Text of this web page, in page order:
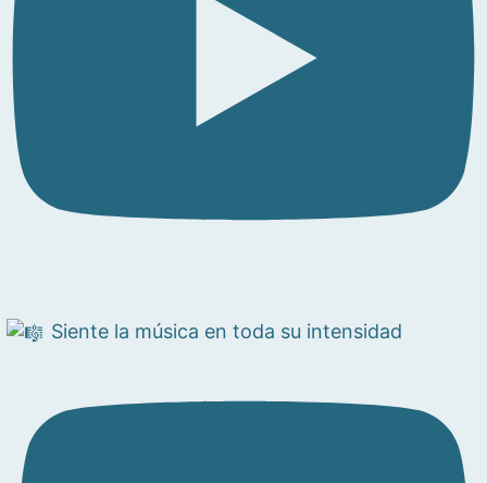
Siente la música en toda su intensidad